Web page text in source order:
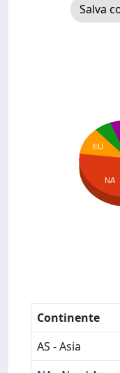
Salva
EU
NA
Continente
AS - Asia